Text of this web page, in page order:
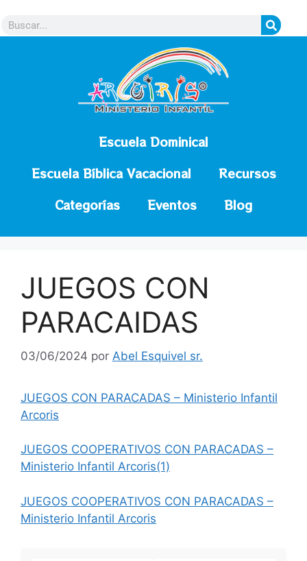
Escuela Dominical
Escuela Bíblica Vacacional
Recursos
Categorías
Eventos Blog
JUEGOS CON
PARACAIDAS
03/06/2024 por Abel Esquivel sr.
JUEGOS CON PARACADAS – Ministerio Infantil
Arcoris
JUEGOS COOPERATIVOS CON PARACADAS –
Ministerio Infantil Arcoris(1)
JUEGOS COOPERATIVOS CON PARACADAS –
Ministerio Infantil Arcoris